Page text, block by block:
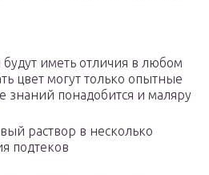
будут иметь отличия в любом
цвет могут только опытные
понадобится и маляру
раствор в несколько
подтеков